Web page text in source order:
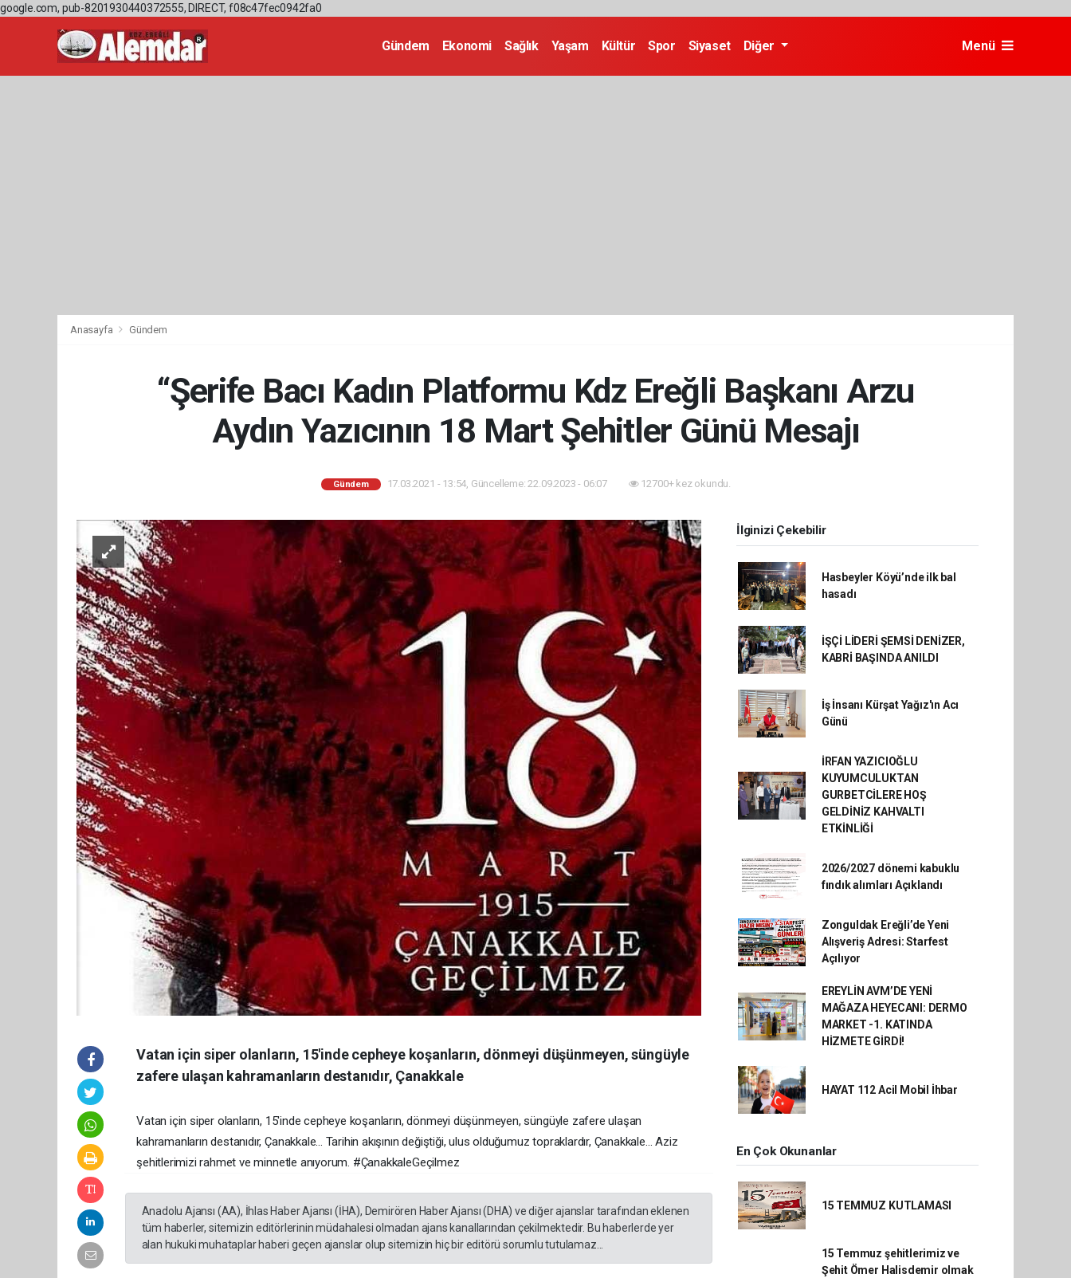
google.com, pub-8201930440372555, DIRECT, f08c47fec0942fa0
Gündem Ekonomi Sağlık Yaşam Kültür Spor Siyaset Diğer Menü
Anasayfa Gündem
“Şerife Bacı Kadın Platformu Kdz Ereğli Başkanı Arzu
Aydın Yazıcının 18 Mart Şehitler Günü Mesajı
Gündem 17.03.2021 - 13:54, Güncelleme: 22.09.2023 - 06:07 12700+ kez okundu.
Vatan için siper olanların, 15'inde cepheye koşanların, dönmeyi düşünmeyen, süngüyle
zafere ulaşan kahramanların destanıdır, Çanakkale
Vatan için siper olanların, 15'inde cepheye koşanların, dönmeyi düşünmeyen, süngüyle zafere ulaşan
kahramanların destanıdır, Çanakkale... Tarihin akışının değiştiği, ulus olduğumuz topraklardır, Çanakkale... Aziz
şehitlerimizi rahmet ve minnetle anıyorum. #ÇanakkaleGeçilmez
Anadolu Ajansı (AA), İhlas Haber Ajansı (İHA), Demirören Haber Ajansı (DHA) ve diğer ajanslar tarafından eklenen
tüm haberler, sitemizin editörlerinin müdahalesi olmadan ajans kanallarından çekilmektedir. Bu haberlerde yer
alan hukuki muhataplar haberi geçen ajanslar olup sitemizin hiç bir editörü sorumlu tutulamaz...
İlginizi Çekebilir
Hasbeyler Köyü’nde ilk bal
hasadı
İŞÇİ LİDERİ ŞEMSİ DENİZER,
KABRİ BAŞINDA ANILDI
İş İnsanı Kürşat Yağız'ın Acı
Günü
İRFAN YAZICIOĞLU
KUYUMCULUKTAN
GURBETCİLERE HOŞ
GELDİNİZ KAHVALTI
ETKİNLİĞİ
2026/2027 dönemi kabuklu
fındık alımları Açıklandı
Zonguldak Ereğli’de Yeni
Alışveriş Adresi: Starfest
Açılıyor
EREYLİN AVM’DE YENİ
MAĞAZA HEYECANI: DERMO
MARKET -1. KATINDA
HİZMETE GİRDİ!
HAYAT 112 Acil Mobil İhbar
En Çok Okunanlar
15 TEMMUZ KUTLAMASI
15 Temmuz şehitlerimiz ve
Şehit Ömer Halisdemir olmak